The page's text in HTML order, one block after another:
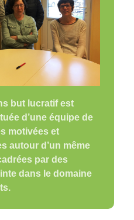
but lucratif est
d’une équipe de
motivées et
autour d’un même
par des
dans le domaine